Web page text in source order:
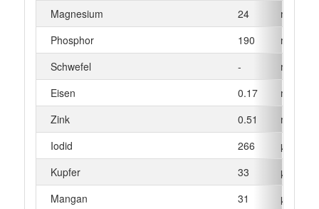
Magnesium
24
mg
Phosphor
190
mg
Schwefel
-
mg
Eisen
0.17
mg
Zink
0.51
mg
Iodid
266
µg
Kupfer
33
µg
Mangan
31 µg